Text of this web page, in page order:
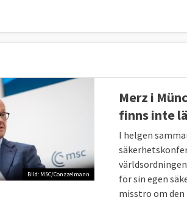
Bild: MSC/Conzzelmann
Merz i
finns inte
I helgen
för sin egen
misstro om